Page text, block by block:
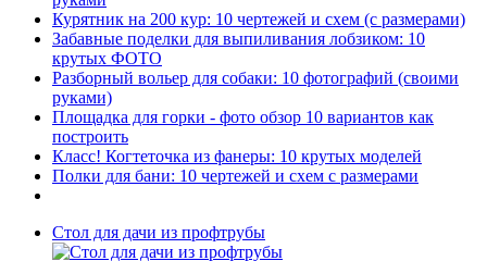
Курятник на 200 кур: 10 чертежей и схем (с размерами)
Забавные поделки для выпиливания лобзиком: 10
крутых ФОТО
Разборный вольер для собаки: 10 фотографий (своими
руками)
Площадка для горки - фото обзор 10 вариантов как
построить
Класс! Когтеточка из фанеры: 10 крутых моделей
Полки для бани: 10 чертежей и схем с размерами
Стол для дачи из профтрубы